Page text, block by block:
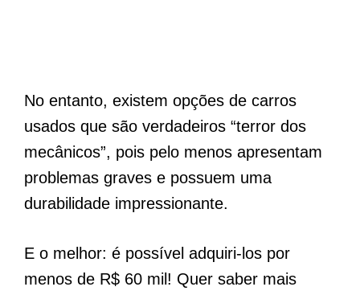
No entanto, existem opções de carros
usados ​​que são verdadeiros “terror dos
mecânicos”, pois pelo menos apresentam
problemas graves e possuem uma
durabilidade impressionante.
E o melhor: é possível adquiri-los por
menos de R$ 60 mil! Quer saber mais